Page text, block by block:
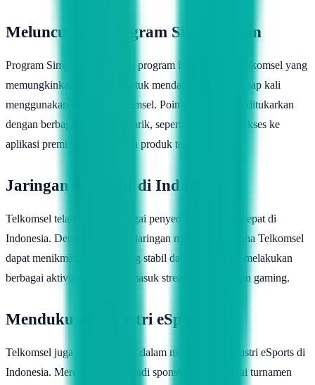
Meluncurkan Program Simpati Poin
Program Simpati Poin adalah program loyalitas dari Telkomsel yang
memungkinkan pengguna untuk mendapatkan poin setiap kali
menggunakan layanan Telkomsel. Poin-poin ini dapat ditukarkan
dengan berbagai hadiah menarik, seperti pulsa gratis, akses ke
aplikasi premium, atau diskon produk tertentu.
Jaringan Tercepat di Indonesia
Telkomsel telah dikenal sebagai penyedia jaringan tercepat di
Indonesia. Dengan kekuatan jaringan mereka, pengguna Telkomsel
dapat menikmati koneksi yang stabil dan cepat dalam melakukan
berbagai aktivitas online, termasuk streaming video dan gaming.
Mendukung Industri eSports
Telkomsel juga berperan aktif dalam mendukung industri eSports di
Indonesia. Mereka telah menjadi sponsor dari berbagai turnamen